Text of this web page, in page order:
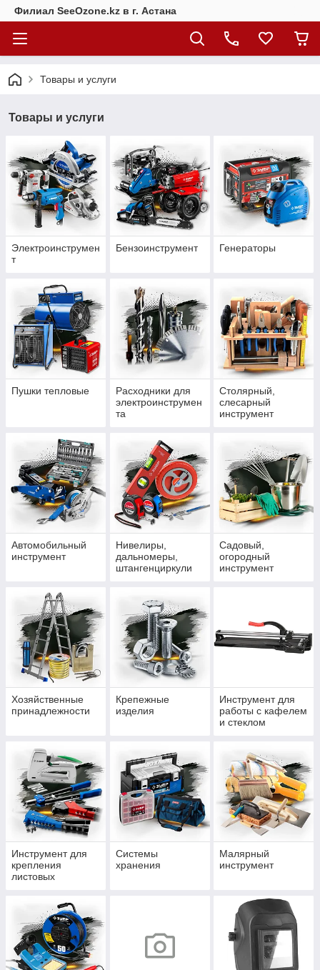
Филиал SeeOzone.kz в г. Астана
Товары и услуги
Товары и услуги
Электроинструмен
т
Бензоинструмент Генераторы
Пушки тепловые
Расходники для
электроинструмен
та
Столярный,
слесарный
инструмент
Автомобильный
инструмент
Нивелиры,
дальномеры,
штангенциркули
Садовый,
огородный
инструмент
Хозяйственные
принадлежности
Крепежные
изделия
Инструмент для
работы с кафелем
и стеклом
Инструмент для
крепления
листовых
Системы
хранения
Малярный
инструмент